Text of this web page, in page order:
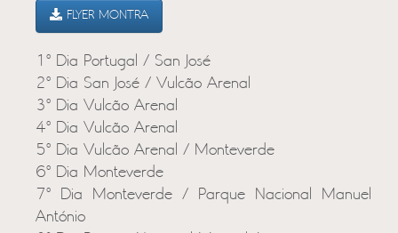
FLYER MONTRA
1º Dia Portugal / San José
2º Dia San José / Vulcão Arenal
3º Dia Vulcão Arenal
4º Dia Vulcão Arenal
5º Dia Vulcão Arenal / Monteverde
6º Dia Monteverde
7º Dia Monteverde / Parque Nacional Manuel
António